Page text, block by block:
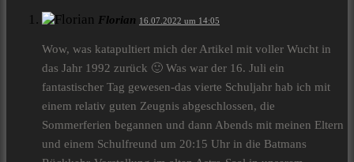
Florian 16.07.2022 um 14:05
Wow, was katapultiert mich der Artikel mit voller Wucht in
das Jahr 1992 zurück 🙂 Was war der 16. Juli ein
fantastischer Tag gewesen-das vierte Schuljahr hab ich mit
einem relativ guten Zeugnis abgeschlossen, die
Sommerferien begannen und dann Abends mit meinen Eltern
und einem Schulfreund um 20:15 Uhr in die Batmans